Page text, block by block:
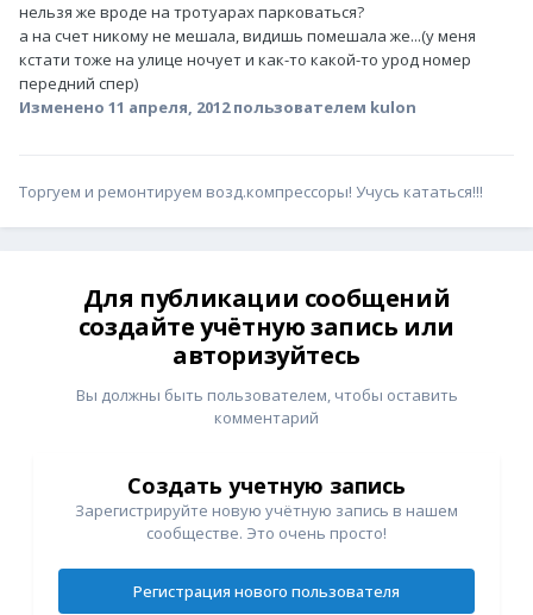
нельзя же вроде на тротуарах парковаться?
а на счет никому не мешала, видишь помешала же...(у меня
кстати тоже на улице ночует и как-то какой-то урод номер
передний спер)
Изменено 11 апреля, 2012пользователем kulon
Торгуем и ремонтируем возд.компрессоры! Учусь кататься!!!
Для публикации сообщений
создайте учётную запись или
авторизуйтесь
Вы должны быть пользователем, чтобы оставить
комментарий
Создать учетную запись
Зарегистрируйте новую учётную запись в нашем
сообществе. Это очень просто!
Регистрация нового пользователя